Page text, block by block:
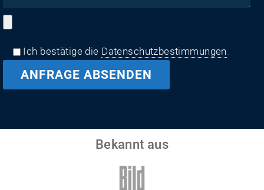
Ich bestätige die Datenschutzbestimmungen
Bekannt aus